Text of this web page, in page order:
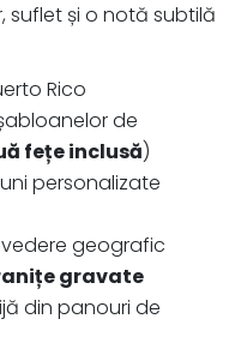
și o notă subtilă
Rico
de
fețe inclusă)
personalizate
geografic
gravate
din panouri de